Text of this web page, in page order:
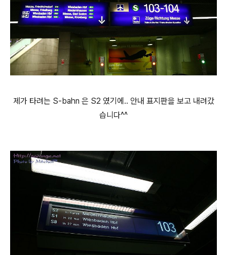
제가 타려는 S-bahn 은 S2 였기에.. 안내 표지판을 보고 내려갔
습니다^^